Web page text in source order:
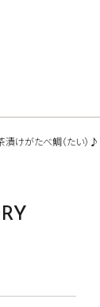
漬けがたべ鯛（たい）♪